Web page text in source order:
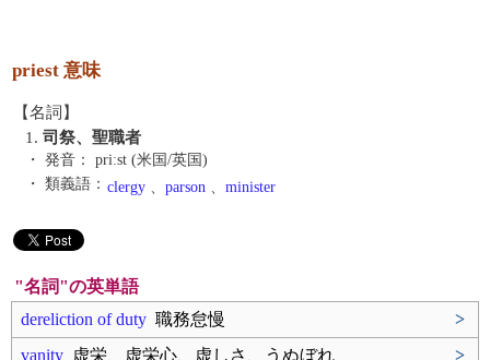
priest 意味
【名詞】
1. 司祭、聖職者
・ 発音：
priːst (米国/英国)
・ 類義語： clergy 、 parson 、 minister
"名詞"の英単語
dereliction of duty 職務怠慢
>
vanity 虚栄、虚栄心、虚しさ、うぬぼれ
>